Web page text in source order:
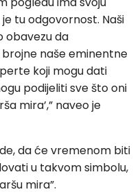
tu odgovornost. Naši
obavezu da
brojne naše eminentne
koji mogu dati
podijeliti sve što oni
mira’,” naveo je
da će vremenom biti
u takvom simbolu,
mira”.